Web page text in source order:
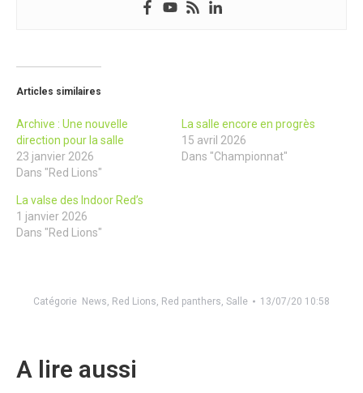
Articles similaires
Archive : Une nouvelle
direction pour la salle
23 janvier 2026
Dans "Red Lions"
La salle encore en progrès
15 avril 2026
Dans "Championnat"
La valse des Indoor Red’s
1 janvier 2026
Dans "Red Lions"
Catégorie News, Red Lions, Red panthers, Salle 13/07/20 10:58
A lire aussi